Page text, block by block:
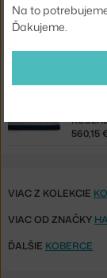
560,15
VIAC Z KOLEKCIE
VIAC OD ZNAČKY
ĎALŠIE KOBERCE
Na to
Ďakujeme.